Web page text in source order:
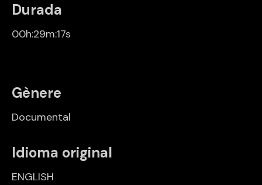
Durada
00h:29m:17s
Gènere
Documental
Idioma original
ENGLISH